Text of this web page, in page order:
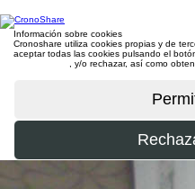
Información sobre cookies
Cronoshare utiliza cookies propias y de
aceptar todas las cookies pulsando el
, y/o rechazar, así como